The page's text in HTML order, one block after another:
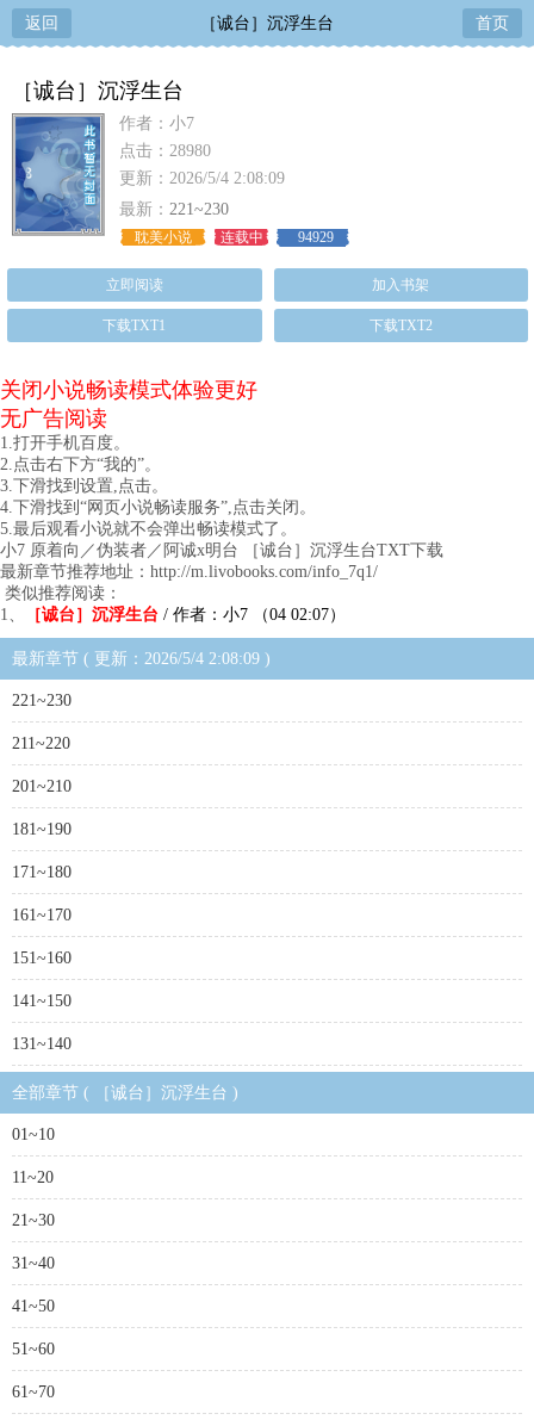
返回 ［诚台］沉浮生台 首页
［诚台］沉浮生台
作者：小7
点击：28980
更新：2026/5/4 2:08:09
最新： 221~230
耽美小说 连载中 94929
立即阅读 加入书架
下载TXT1 下载TXT2
关闭小说畅读模式体验更好
无广告阅读
1.打开手机百度。
2.点击右下方“我的”。
3.下滑找到设置,点击。
4.下滑找到“网页小说畅读服务”,点击关闭。
5.最后观看小说就不会弹出畅读模式了。
小7 原着向／伪装者／阿诚x明台 ［诚台］沉浮生台TXT下载
最新章节推荐地址：http://m.livobooks.com/info_7q1/
类似推荐阅读：
1、
［诚台］沉浮生台 / 作者：小7 （04 02:07）
最新章节 ( 更新：2026/5/4 2:08:09 )
221~230
211~220
201~210
181~190
171~180
161~170
151~160
141~150
131~140
全部章节 ( ［诚台］沉浮生台 )
01~10
11~20
21~30
31~40
41~50
51~60
61~70